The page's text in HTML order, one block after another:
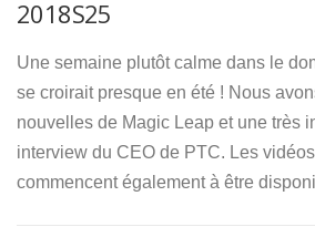
2018S25
Une semaine plutôt calme dans le
se croirait presque en été ! Nous
nouvelles de Magic Leap et une très
interview du CEO de PTC. Les vidéos
commencent également à être